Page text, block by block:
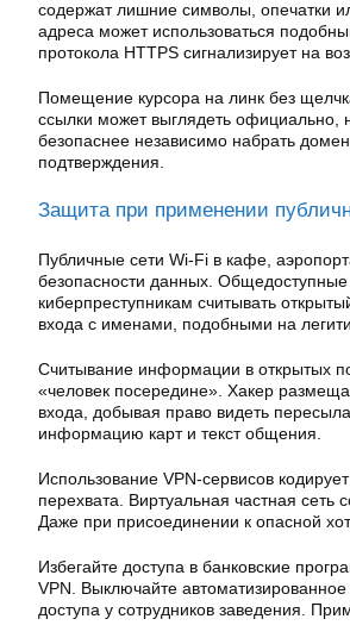
содержат лишние символы, опечатки
адреса может использоваться
протокола HTTPS сигнализирует на
Помещение курсора на линк без
ссылки может выглядеть официально,
безопаснее независимо набрать
подтверждения.
Защита при применении
Публичные сети Wi-Fi в кафе,
безопасности данных.
киберпреступникам считывать
входа с именами, подобными на
Считывание информации в открытых
«человек посередине». Хакер
входа, добывая право видеть
информацию карт и текст общения.
Использование VPN-сервисов
перехвата. Виртуальная частная
Даже при присоединении к опасной
Избегайте доступа в банковские
VPN. Выключайте
доступа у сотрудников заведения.